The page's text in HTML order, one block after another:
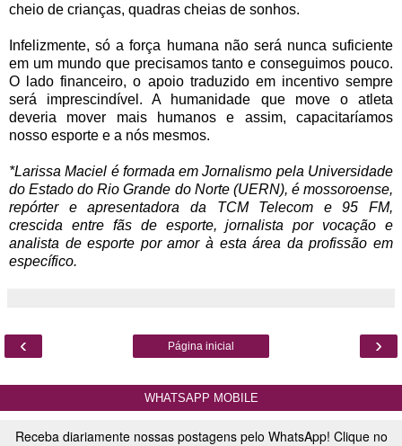
cheio de crianças, quadras cheias de sonhos.
Infelizmente, só a força humana não será nunca suficiente
em um mundo que precisamos tanto e conseguimos pouco.
O lado financeiro, o apoio traduzido em incentivo sempre
será imprescindível. A humanidade que move o atleta
deveria mover mais humanos e assim, capacitaríamos
nosso esporte e a nós mesmos.
*Larissa Maciel é formada em Jornalismo pela Universidade
do Estado do Rio Grande do Norte (UERN), é mossoroense,
repórter e apresentadora da TCM Telecom e 95 FM,
crescida entre fãs de esporte, jornalista por vocação e
analista de esporte por amor à esta área da profissão em
específico.
‹ ›
Página inicial
WHATSAPP MOBILE
Receba diariamente nossas postagens pelo WhatsApp! Clique no